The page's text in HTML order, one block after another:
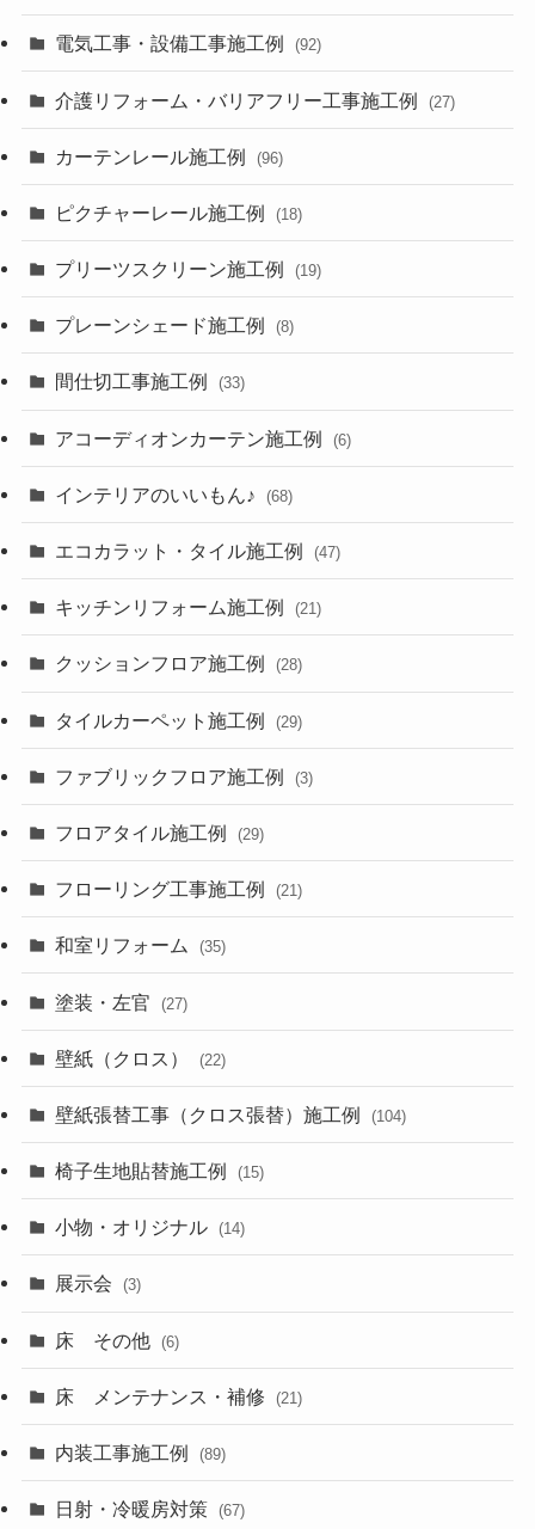
電気工事・設備工事施工例 (92)
介護リフォーム・バリアフリー工事施工例 (27)
カーテンレール施工例 (96)
ピクチャーレール施工例 (18)
プリーツスクリーン施工例 (19)
プレーンシェード施工例 (8)
間仕切工事施工例 (33)
アコーディオンカーテン施工例 (6)
インテリアのいいもん♪ (68)
エコカラット・タイル施工例 (47)
キッチンリフォーム施工例 (21)
クッションフロア施工例 (28)
タイルカーペット施工例 (29)
ファブリックフロア施工例 (3)
フロアタイル施工例 (29)
フローリング工事施工例 (21)
和室リフォーム (35)
塗装・左官 (27)
壁紙（クロス） (22)
壁紙張替工事（クロス張替）施工例 (104)
椅子生地貼替施工例 (15)
小物・オリジナル (14)
展示会 (3)
床 その他 (6)
床 メンテナンス・補修 (21)
内装工事施工例 (89)
日射・冷暖房対策 (67)